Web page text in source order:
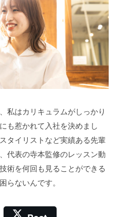
私はカリキュラムがしっかり
も惹かれて入社を決めまし
タイリストなど実績ある先輩
代表の寺本監修のレッスン動
術を何回も見ることができる
らないんです。